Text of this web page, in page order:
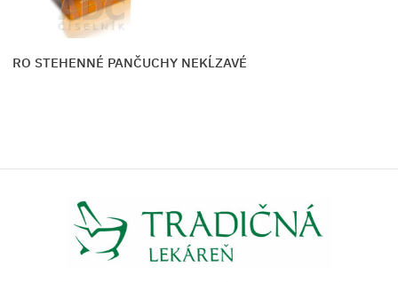
STEHENNÉ PANČUCHY NEKĹZAVÉ